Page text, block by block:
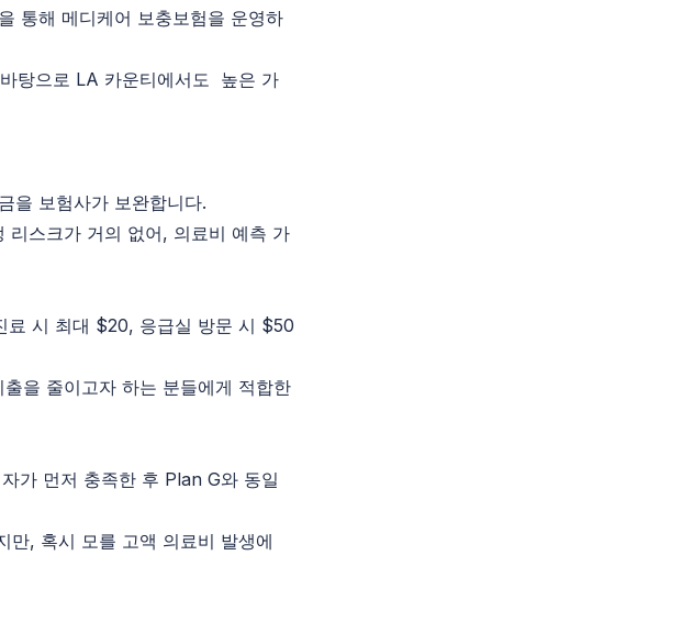
통해 메디케어 보충보험을 운영하
탕으로 LA 카운티에서도 높은 가
을 보험사가 보완합니다.
리스크가 거의 없어, 의료비 예측 가
료 시 최대 $20, 응급실 방문 시 $50
을 줄이고자 하는 분들에게 적합한
가 먼저 충족한 후 Plan G와 동일
만, 혹시 모를 고액 의료비 발생에